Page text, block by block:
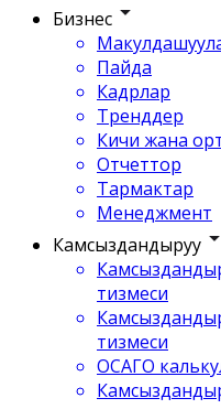
Бизнес
Пайда
Кадрлар
Тренддер
Кичи жана
Отчеттор
Тармактар
Менеджмент
Камсыздандыруу
тизмеси
тизмеси
ОСАГО